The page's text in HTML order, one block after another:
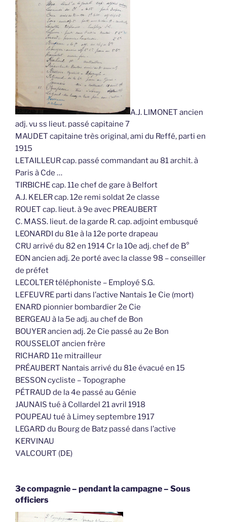
A.J. LIMONET ancien
adj. vu ss lieut. passé capitaine 7
MAUDET capitaine très original, ami du Reffé, parti en
1915
LETAILLEUR cap. passé commandant au 81 archit. à
Paris à Cde …
TIRBICHE cap. 11e chef de gare à Belfort
A.J. KELER cap. 12e remi soldat 2e classe
ROUET cap. lieut. à 9e avec PREAUBERT
C. MASS. lieut. de la garde R. cap. adjoint embusqué
LEONARDI du 81e à la 12e porte drapeau
CRU arrivé du 82 en 1914 Cr la 10e adj. chef de B°
EON ancien adj. 2e porté avec la classe 98 – conseiller
de préfet
LECOLTER téléphoniste – Employé S.G.
LEFEUVRE parti dans l’active Nantais 1e Cie (mort)
ENARD pionnier bombardier 2e Cie
BERGEAU à la 5e adj. au chef de Bon
BOUYER ancien adj. 2e Cie passé au 2e Bon
ROUSSELOT ancien frère
RICHARD 11e mitrailleur
PRÉAUBERT Nantais arrivé du 81e évacué en 15
BESSON cycliste – Topographe
PÉTRAUD de la 4e passé au Génie
JAUNAIS tué à Collardel 21 avril 1918
POUPEAU tué à Limey septembre 1917
LEGARD du Bourg de Batz passé dans l’active
KERVINAU
VALCOURT (DE)
3e compagnie – pendant la campagne – Sous
officiers